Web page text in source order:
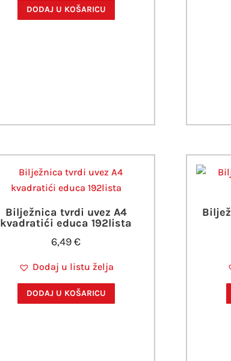
DODAJ U KOŠARICU
Bilježnica tvrdi uvez A4
kvadratići educa 192lista
6,49€
Dodaj u listu želja
DODAJ U KOŠARICU